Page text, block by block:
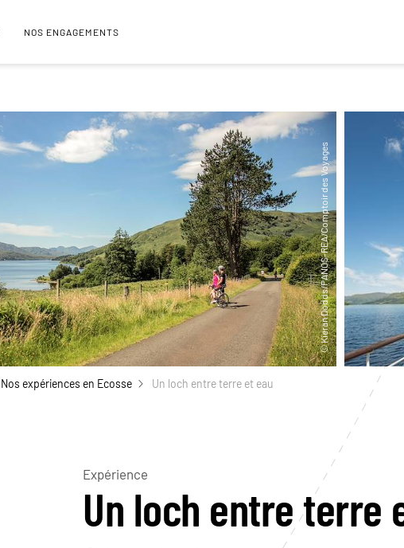
NOS ENGAGEMENTS
Nos expériences en Ecosse Un loch entre terre et eau
Expérience
Un loch entre terre